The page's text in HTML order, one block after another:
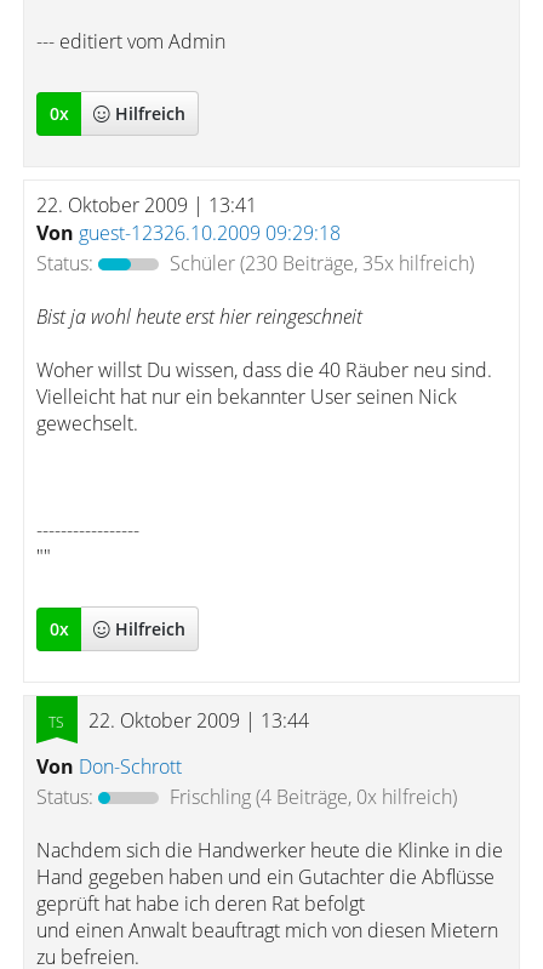
--- editiert vom Admin
0x Hilfreich
22. Oktober 2009 | 13:41
Von guest-12326.10.2009 09:29:18
Status:
Schüler(230 Beiträge, 35x hilfreich)
Bist ja wohl heute erst hier reingeschneit
Woher willst Du wissen, dass die 40 Räuber neu sind.
Vielleicht hat nur ein bekannter User seinen Nick
gewechselt.
-----------------
""
0x Hilfreich
22. Oktober 2009 | 13:44
Von Don-Schrott
Status:
Frischling(4 Beiträge, 0x hilfreich)
Nachdem sich die Handwerker heute die Klinke in die
Hand gegeben haben und ein Gutachter die Abflüsse
geprüft hat habe ich deren Rat befolgt
und einen Anwalt beauftragt mich von diesen Mietern
zu befreien.